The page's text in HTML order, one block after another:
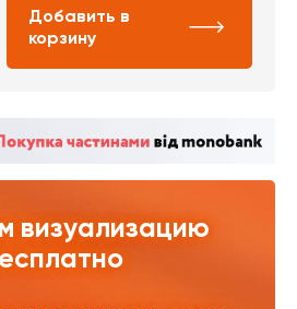
Добавить в
корзину
визуализацию